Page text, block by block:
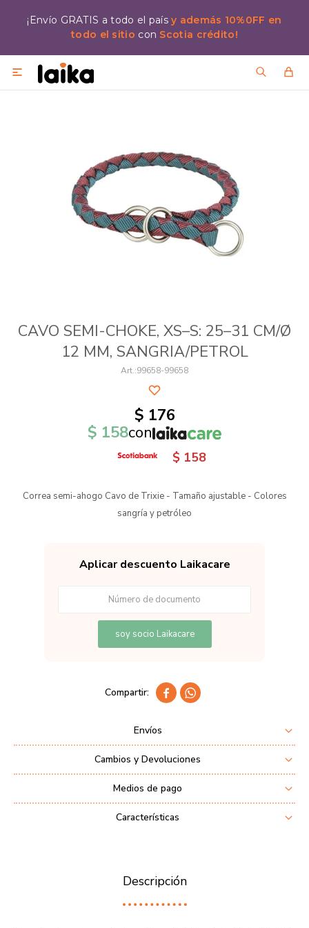
¡Envío GRATIS a todo el paísy además 10%0FF en
todo el sitio con Scotia crédito!

CAVO SEMI-CHOKE, XS–S: 25–31 CM/Ø
12 MM, SANGRIA/PETROL
99658-99658
$ 176
$ 158con
$ 158
Correa semi-ahogo Cavo de Trixie - Tamaño ajustable - Colores
sangría y petróleo
Aplicar descuento Laikacare
soy socio Laikacare
 
Envíos
Cambios y Devoluciones
Medios de pago
Características
Descripción